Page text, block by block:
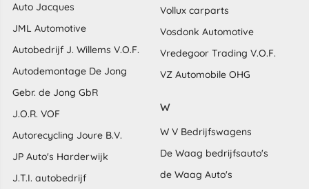
Auto Jacques
JML Automotive
Autobedrijf J. Willems V.O.F.
Autodemontage De Jong
Gebr. de Jong GbR
J.O.R. VOF
Autorecycling Joure B.V.
JP Auto's Harderwijk
J.T.I. autobedrijf
Vollux carparts
Vosdonk Automotive
Vredegoor Trading V.O.F.
VZ Automobile OHG
W
W V Bedrijfswagens
De Waag bedrijfsauto's
de Waag Auto's